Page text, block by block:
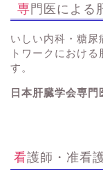
専門医によ
いしい内科・糖尿
トワークにおけ
す。
日本肝臓学会専門
看護師・准看